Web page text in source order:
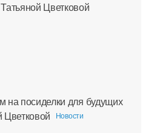
на посиделки для будущих
Цветковой
Новости